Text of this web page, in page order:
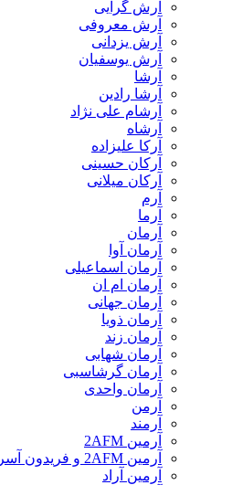
آرش گرایی
آرش معروفی
آرش یزدانی
آرش یوسفیان
آرشا
آرشا رادین
آرشام علی نژاد
آرشاه
آرکا علیزاده
آرکان حسینی
آرکان میلانی
آرم
آرما
آرمان
آرمان آوا
آرمان اسماعیلی
آرمان ام ان
آرمان جهانی
آرمان ذویا
آرمان زند
آرمان شهابی
آرمان گرشاسبی
آرمان واحدی
آرمن
آرمند
آرمین 2AFM
آرمین 2AFM و فریدون آسرایی
آرمین آراد